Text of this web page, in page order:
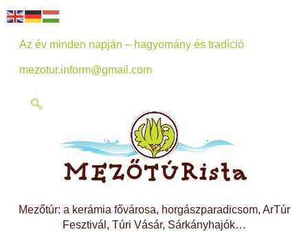
Az év minden napján – hagyomány és tradíció
mezotur.inform@gmail.com
Mezőtúr: a kerámia fővárosa, horgászparadicsom, ArTúr
Fesztivál, Túri Vásár, Sárkányhajók…